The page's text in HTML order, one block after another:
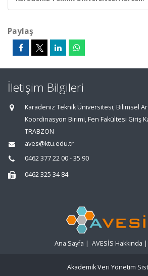
Paylaş
İletişim Bilgileri
Karadeniz Teknik Üniversitesi, Bilimsel
Koordinasyon Birimi, Fen Fakültesi Giriş
TRABZON
aves@ktu.edu.tr
0462 377 22 00 - 35 90
0462 325 34 84
Ana Sayfa | AVESİS Hakkında |
Akademik Veri Yönetim